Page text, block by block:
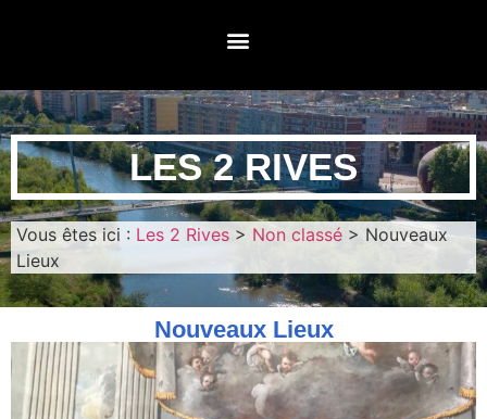
LES 2 RIVES
Vous êtes ici : Les 2 Rives > Non classé > Nouveaux
Lieux
Nouveaux Lieux